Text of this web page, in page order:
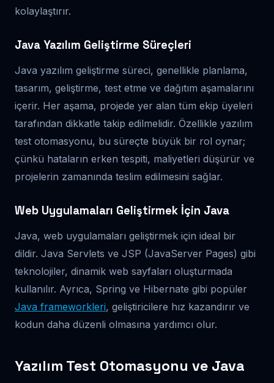
kolaylaştırır.
Java Yazılım Geliştirme Süreçleri
Java yazılım geliştirme süreci, genellikle planlama,
tasarım, geliştirme, test etme ve dağıtım aşamalarını
içerir. Her aşama, projede yer alan tüm ekip üyeleri
tarafından dikkatle takip edilmelidir. Özellikle yazılım
test otomasyonu, bu süreçte büyük bir rol oynar;
çünkü hataların erken tespiti, maliyetleri düşürür ve
projelerin zamanında teslim edilmesini sağlar.
Web Uygulamaları Geliştirmek İçin Java
Java, web uygulamaları geliştirmek için ideal bir
dildir. Java Servlets ve JSP (JavaServer Pages) gibi
teknolojiler, dinamik web sayfaları oluşturmada
kullanılır. Ayrıca, Spring ve Hibernate gibi popüler
Java frameworkleri, geliştiricilere hız kazandırır ve
kodun daha düzenli olmasına yardımcı olur.
Yazılım Test Otomasyonu ve Java